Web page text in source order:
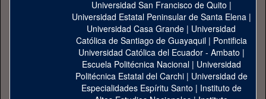
Universidad San Francisco de Quito |
Universidad Estatal Peninsular de Santa Elena|
Universidad Casa Grande | Universidad
Católica de Santiago de Guayaquil| Pontificia
Universidad Católica del Ecuador - Ambato |
Escuela Politécnica Nacional| Universidad
Politécnica Estatal del Carchi| Universidad de
Especialidades Espíritu Santo | Instituto de